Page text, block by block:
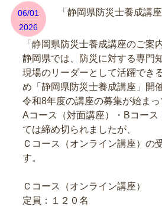
「静岡県防災士養成講
06/01
2026
「静岡県防災士養成講座のご案内
静岡県では、防災に対する専門
現場のリーダーとして活躍でき
め「静岡県防災士養成講座」開
令和8年度の講座の募集が始まっ
Aコース（対面講座）・Bコース
ては締め切られましたが、
Ｃコース（オンライン講座）の
す。
Ｃコース（オンライン講座）
定員：１２０名